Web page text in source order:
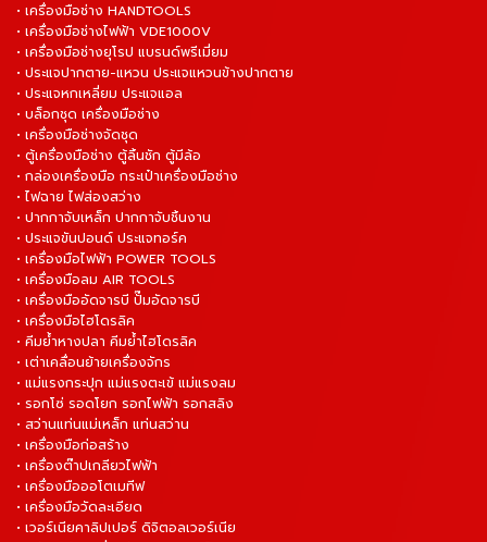
• เครื่องมือช่าง HANDTOOLS
• เครื่องมือช่างไฟฟ้า VDE1000V
• เครื่องมือช่างยุโรป แบรนด์พรีเมี่ยม
• ประแจปากตาย-แหวน ประแจแหวนข้างปากตาย
• ประแจหกเหลี่ยม ประแจแอล
• บล็อกชุด เครื่องมือช่าง
• เครื่องมือช่างจัดชุด
• ตู้เครื่องมือช่าง ตู้ลิ้นชัก ตู้มีล้อ
• กล่องเครื่องมือ กระเป๋าเครื่องมือช่าง
• ไฟฉาย ไฟส่องสว่าง
• ปากกาจับเหล็ก ปากกาจับชิ้นงาน
• ประแจขันปอนด์ ประแจทอร์ค
• เครื่องมือไฟฟ้า POWER TOOLS
• เครื่องมือลม AIR TOOLS
• เครื่องมืออัดจารบี ปั๊มอัดจารบี
• เครื่องมือไฮโดรลิค
• คีมย้ำหางปลา คีมย้ำไฮโดรลิค
• เต่าเคลื่อนย้ายเครื่องจักร
• แม่แรงกระปุก แม่แรงตะเข้ แม่แรงลม
• รอกโซ่ รอดโยก รอกไฟฟ้า รอกสลิง
• สว่านแท่นแม่เหล็ก แท่นสว่าน
• เครื่องมือก่อสร้าง
• เครื่องต๊าปเกลียวไฟฟ้า
• เครื่องมือออโตเมทีฟ
• เครื่องมือวัดละเอียด
• เวอร์เนียคาลิปเปอร์ ดิจิตอลเวอร์เนีย